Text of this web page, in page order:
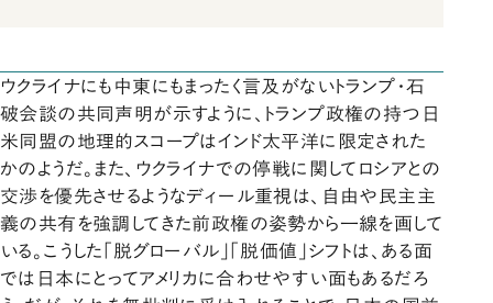
ウクライナにも中東にもまったく言及がないトランプ・石
破会談の共同声明が示すように、トランプ政権の持つ日
米同盟の地理的スコープはインド太平洋に限定された
かのようだ。また、ウクライナでの停戦に関してロシアとの
交渉を優先させるようなディール重視は、自由や民主主
義の共有を強調してきた前政権の姿勢から一線を画して
いる。こうした「脱グローバル」「脱価値」シフトは、ある面
では日本にとってアメリカに合わせやすい面もあるだろ